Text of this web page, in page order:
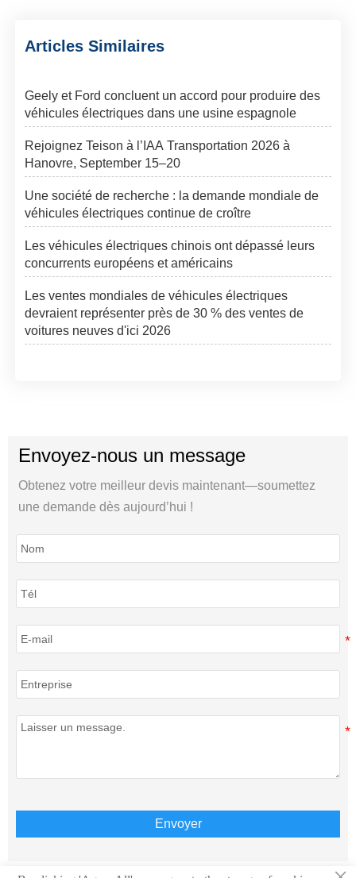
Articles Similaires
Geely et Ford concluent un accord pour produire des
véhicules électriques dans une usine espagnole
Rejoignez Teison à l’IAA Transportation 2026 à
Hanovre, September 15–20
Une société de recherche : la demande mondiale de
véhicules électriques continue de croître
Les véhicules électriques chinois ont dépassé leurs
concurrents européens et américains
Les ventes mondiales de véhicules électriques
devraient représenter près de 30 % des ventes de
voitures neuves d'ici 2026
Envoyez-nous un message
Obtenez votre meilleur devis maintenant—soumettez
une demande dès aujourd’hui !
Envoyer